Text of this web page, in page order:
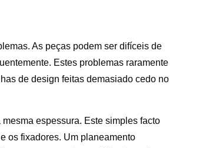
As peças podem ser difíceis de
Estes problemas raramente
de design feitas demasiado cedo no
espessura. Este simples facto
os fixadores. Um planeamento